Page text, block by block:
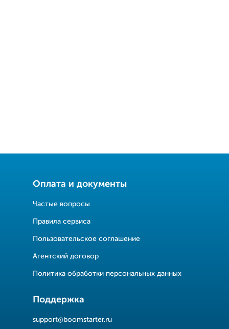
Оплата и документы
Частые вопросы
Правила сервиса
Пользовательское соглашение
Агентский договор
Политика обработки персональных данных
Поддержка
support@boomstarter.ru